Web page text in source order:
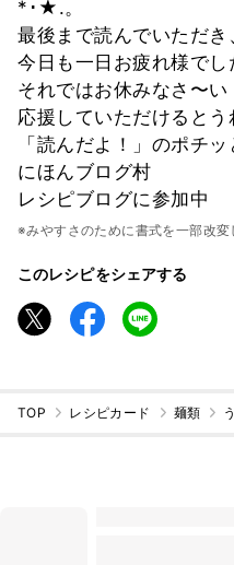
*･★.。
最後まで読んでいただ
今日も一日お疲れ様でし
それではお休みなさ〜い
応援していただけるとう
「読んだよ！」のポチ
にほんブログ村
レシピブログに参加中
※みやすさのために書式を一部改変
このレシピをシェアする
TOP レシピカード 麺類